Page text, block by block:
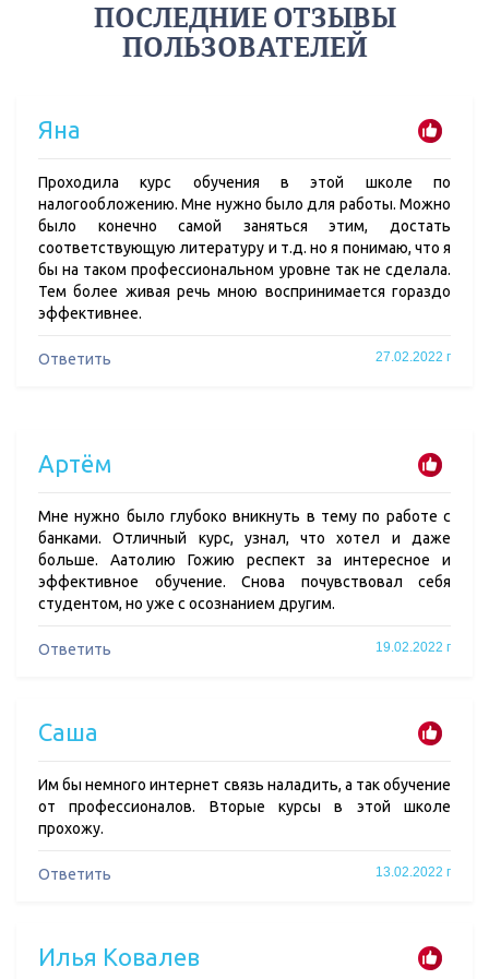
ПОСЛЕДНИЕ ОТЗЫВЫ
ПОЛЬЗОВАТЕЛЕЙ
Яна
Проходила курс обучения в этой школе по
налогообложению. Мне нужно было для работы. Можно
было конечно самой заняться этим, достать
соответствующую литературу и т.д. но я понимаю, что я
бы на таком профессиональном уровне так не сделала.
Тем более живая речь мною воспринимается гораздо
эффективнее.
Ответить 27.02.2022 г
Артём
Мне нужно было глубоко вникнуть в тему по работе с
банками. Отличный курс, узнал, что хотел и даже
больше. Аатолию Гожию респект за интересное и
эффективное обучение. Снова почувствовал себя
студентом, но уже с осознанием другим.
Ответить 19.02.2022 г
Саша
Им бы немного интернет связь наладить, а так обучение
от профессионалов. Вторые курсы в этой школе
прохожу.
Ответить 13.02.2022 г
Илья Ковалев